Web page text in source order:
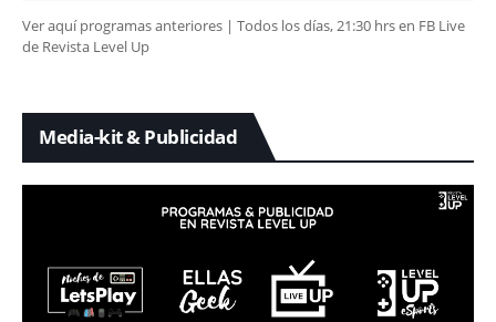
Ver aquí programas anteriores | Todos los días, 21:30 hrs en FB Live
de Revista Level Up
Media-kit & Publicidad